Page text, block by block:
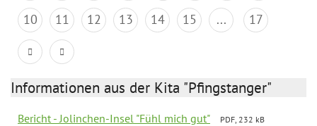
10
11 12 13 14 15 ... 17
Informationen aus der Kita "Pfingstanger"
Bericht - Jolinchen-Insel "Fühl mich gut"
PDF, 232 kB